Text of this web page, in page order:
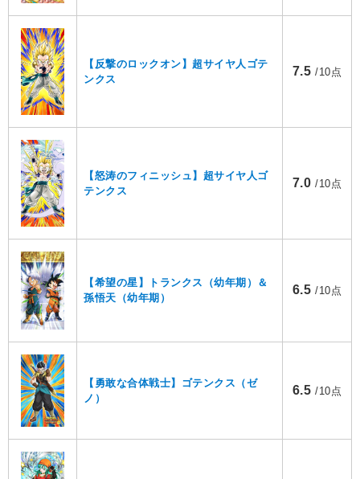
【反撃のロックオン】超サイヤ人ゴテ
ンクス
7.5 /10点
【怒涛のフィニッシュ】超サイヤ人ゴ
テンクス
7.0 /10点
【希望の星】トランクス（幼年期）＆
孫悟天（幼年期）
6.5 /10点
【勇敢な合体戦士】ゴテンクス（ゼ
ノ）
6.5 /10点